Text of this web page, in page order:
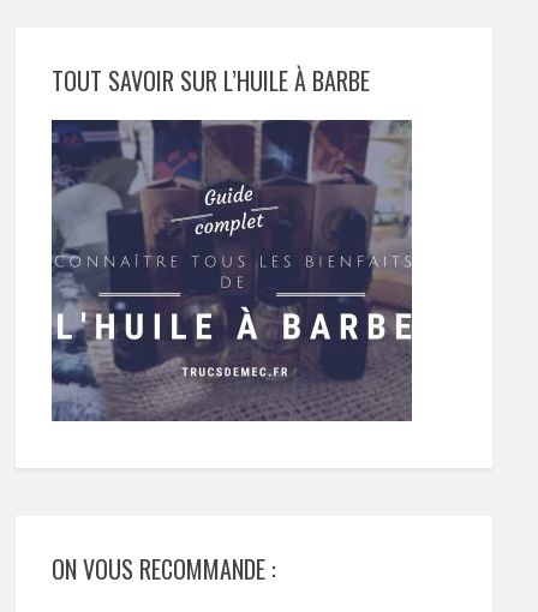
TOUT SAVOIR SUR L’HUILE À BARBE
ON VOUS RECOMMANDE :